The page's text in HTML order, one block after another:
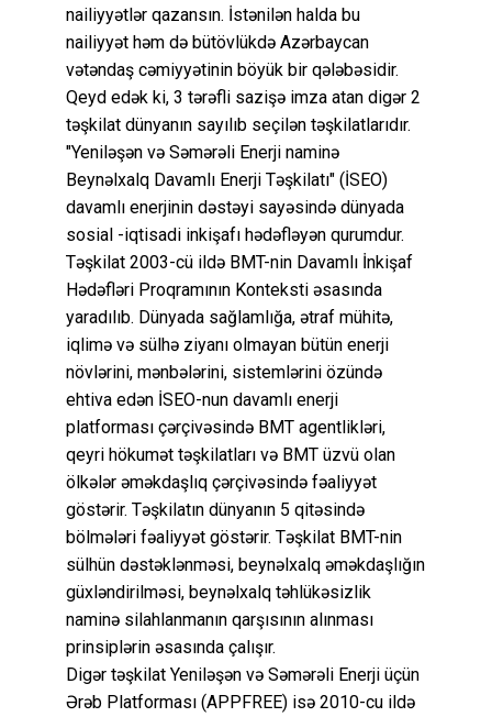
nailiyyətlər qazansın. İstənilən halda bu
nailiyyət həm də bütövlükdə Azərbaycan
vətəndaş cəmiyyətinin böyük bir qələbəsidir.
Qeyd edək ki, 3 tərəfli sazişə imza atan digər 2
təşkilat dünyanın sayılıb seçilən təşkilatlarıdır.
"Yeniləşən və Səmərəli Enerji naminə
Beynəlxalq Davamlı Enerji Təşkilatı" (İSEO)
davamlı enerjinin dəstəyi sayəsində dünyada
sosial -iqtisadi inkişafı hədəfləyən qurumdur.
Təşkilat 2003-cü ildə BMT-nin Davamlı İnkişaf
Hədəfləri Proqramının Konteksti əsasında
yaradılıb. Dünyada sağlamlığa, ətraf mühitə,
iqlimə və sülhə ziyanı olmayan bütün enerji
növlərini, mənbələrini, sistemlərini özündə
ehtiva edən İSEO-nun davamlı enerji
platforması çərçivəsində BMT agentlikləri,
qeyri hökumət təşkilatları və BMT üzvü olan
ölkələr əməkdaşlıq çərçivəsində fəaliyyət
göstərir. Təşkilatın dünyanın 5 qitəsində
bölmələri fəaliyyət göstərir. Təşkilat BMT-nin
sülhün dəstəklənməsi, beynəlxalq əməkdaşlığın
güxləndirilməsi, beynəlxalq təhlükəsizlik
naminə silahlanmanın qarşısının alınması
prinsiplərin əsasında çalışır.
Digər təşkilat Yeniləşən və Səmərəli Enerji üçün
Ərəb Platforması (APPFREE) isə 2010-cu ildə